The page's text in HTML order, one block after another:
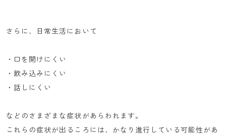
さらに、日常生活において
・口を開けにくい
・飲み込みにくい
・話しにくい
などのさまざまな症状があらわれます。
これらの症状が出るころには、かなり進行している可能性があ